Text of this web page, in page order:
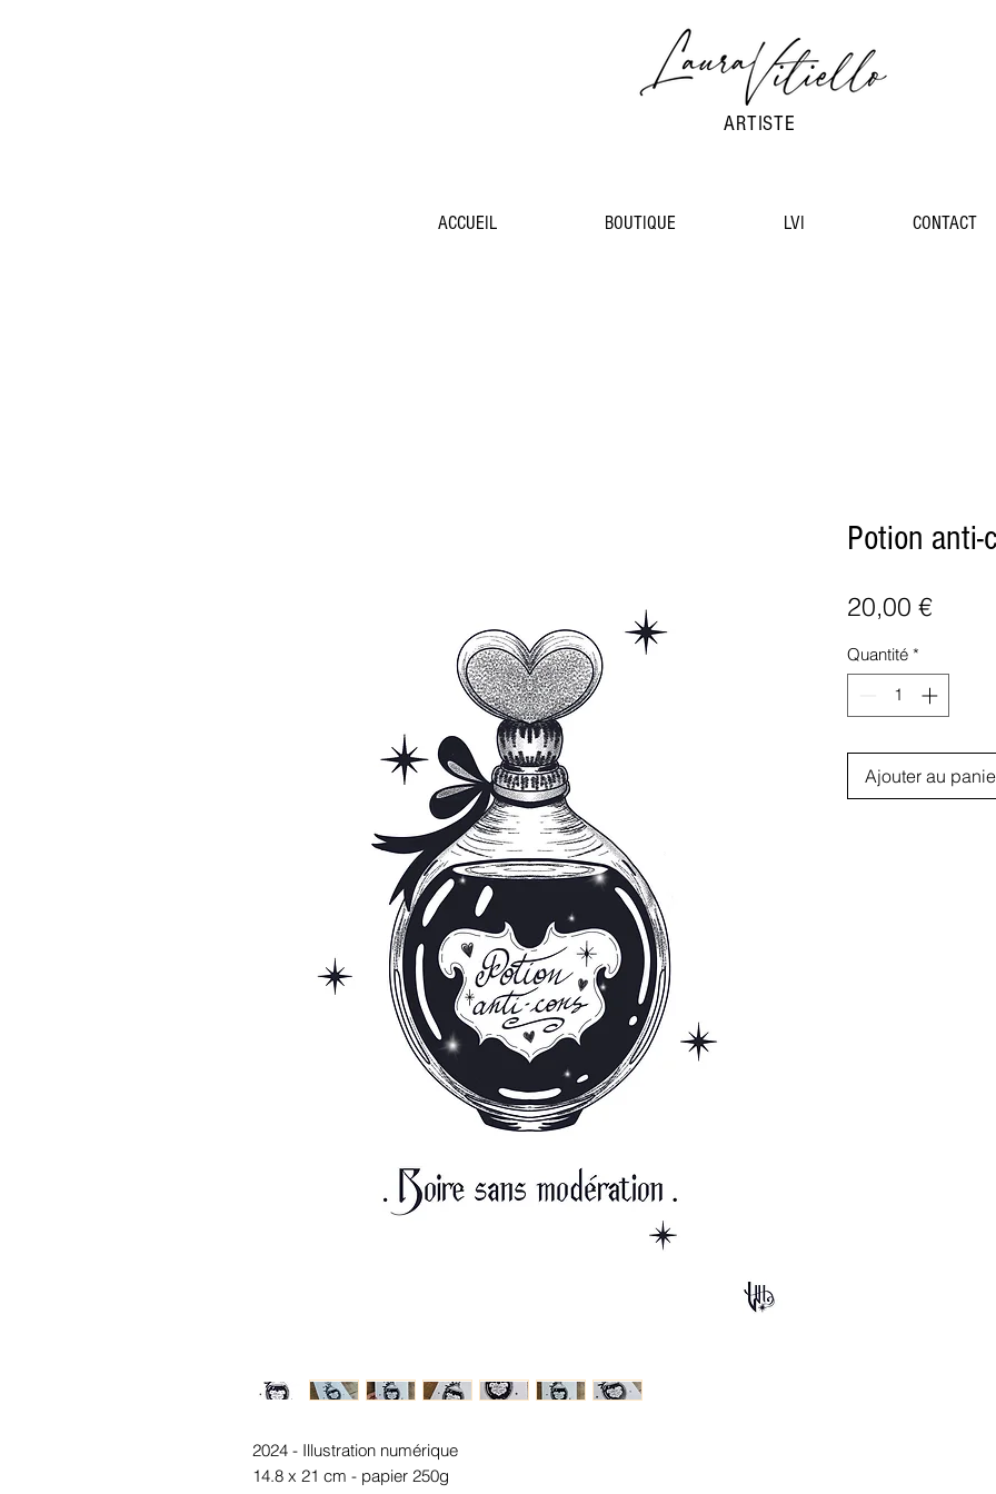
ARTISTE
ACCUEIL BOUTIQUE LVI CONTACT
2024 - Illustration numérique
14.8 x 21 cm - papier 250g
Potion anti-
20,00 €Prix
Quantité *
Ajouter au